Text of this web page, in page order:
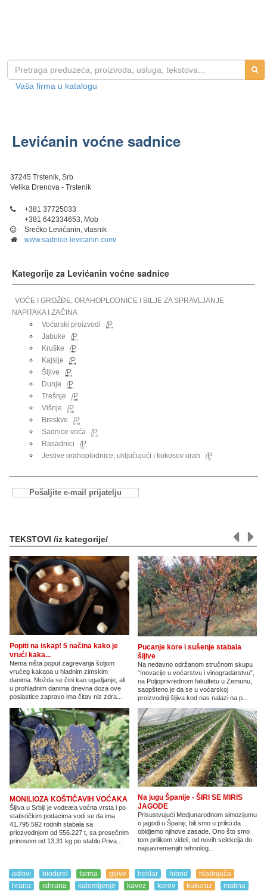
Vaša firma u katalogu
Levićanin voćne sadnice
37245 Trstenik, Srb
Velika Drenova - Trstenik
+381 37725033
+381 642334653, Mob
Srećko Levićanin, vlasnik
www.sadnice-levicanin.com/
Kategorije za Levićanin voćne sadnice
VOĆE I GROŽĐE, ORAHOPLODNICE I BILJE ZA SPRAVLJANJE
NAPITAKA I ZAČINA
Voćarski proizvodi
/P
Jabuke
/P
Kruške
/P
Kajsije
/P
Šljive
/P
Dunje
/P
Trešnje
/P
Višnje
/P
Breskve
/P
Sadnice voća
/P
Rasadnici
/P
Jestive orahoplodnice, uključujući i kokosov orah
/P
Pošaljite e-mail prijatelju
TEKSTOVI /iz kategorije/
Popiti na iskap! 5 načina kako je
vrući kaka...
Nema ništa poput zagrevanja šoljom
vrućeg kakaoa u hladnim zimskim
danima. Možda se čini kao ugadjanje, ali
u prohladnim danima dnevna doza ove
poslastice zapravo ima čitav niz zdra...
Pucanje kore i sušenje stabala
šljive
Na nedavno održanom stručnom skupu
“Inovacije u voćarstvu i vinogradarstvu”,
na Poljoprivrednom fakultetu u Zemunu,
saopšteno je da se u voćarskoj
proizvodnji šljiva kod nas nalazi na p...
MONILIOZA KOŠTIČAVIH VOĆAKA
Šljiva u Srbiji je vodeæa voćna vrsta i po
statističkim podacima vodi se da ima
41.795.592 rodnih stabala sa
priozvodnjom od 556.227 t, sa prosečnim
prinosom od 13,31 kg po stablu.Priva...
Na jugu Španije - ŠIRI SE MIRIS
JAGODE
Prisustvujući Medjunarodnom simozijumu
o jagodi u Španiji, bili smo u prilici da
obidjemo njihove zasade. Ono što smo
tom prilikom videli, od novih selekcija do
najsavremenijih tehnolog...
aditivi biodizel farma gljive hektar hibrid
hladnjača
hrana
ishrana kalemljenje kavez korov kukuruz
malina